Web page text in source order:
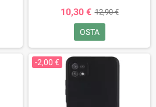
10,30 € 12,90 €
OSTA
-2,00 €